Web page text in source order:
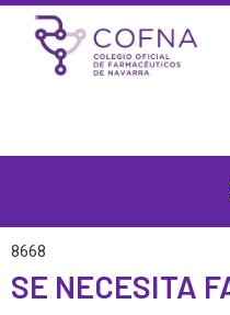
Skip
content
8668
SE NECESITA